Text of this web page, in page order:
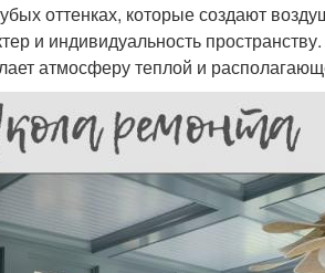
оттенках, которые создают
и индивидуальность
атмосферу теплой и